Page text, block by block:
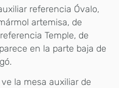
referencia Óvalo,
artemisa, de
Temple, de
en la parte baja de
la mesa auxiliar de